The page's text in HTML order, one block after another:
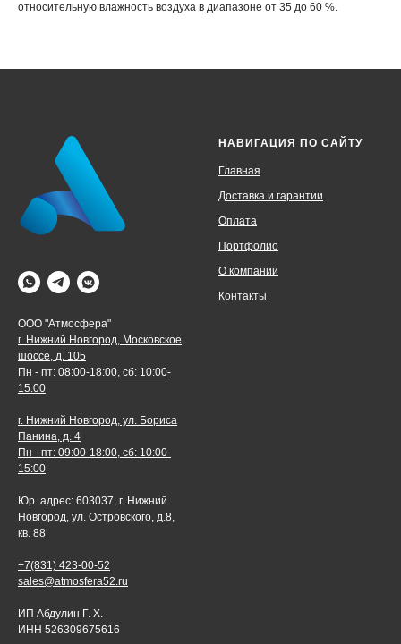
относительную влажность воздуха в диапазоне от 35 до 60 %.
ООО "Атмосфера"
г. Нижний Новгород, Московское
шоссе, д. 105
Пн - пт: 08:00-18:00, сб: 10:00-
15:00
г. Нижний Новгород, ул. Бориса
Панина, д. 4
Пн - пт: 09:00-18:00, сб: 10:00-
15:00
Юр. адрес: 603037, г. Нижний
Новгород, ул. Островского, д.8,
кв. 88
+7(831) 423-00-52
sales@atmosfera52.ru
ИП Абдулин Г. Х.
ИНН 526309675616
НАВИГАЦИЯ ПО САЙТУ
Главная
Доставка и гарантии
Оплата
Портфолио
О компании
Контакты